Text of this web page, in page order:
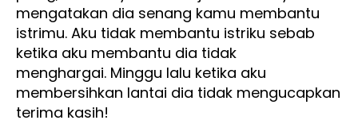
mengatakan dia senang kamu membantu
istrimu. Aku tidak membantu istriku sebab
ketika aku membantu dia tidak
menghargai. Minggu lalu ketika aku
membersihkan lantai dia tidak mengucapkan
terima kasih!